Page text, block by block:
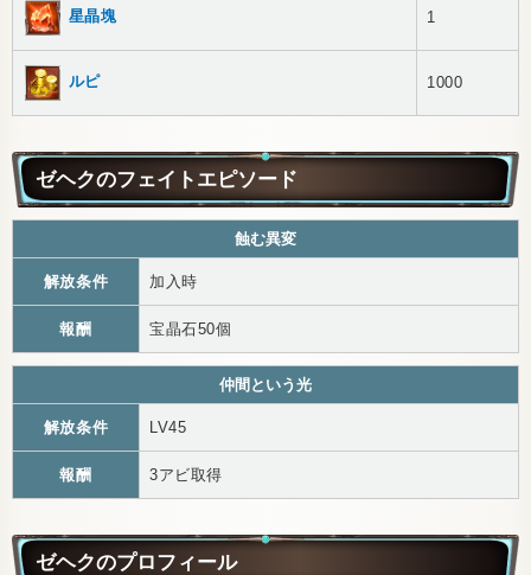
星晶塊 1
ルピ 1000
ゼヘクのフェイトエピソード
蝕む異変
解放条件 加入時
報酬 宝晶石50個
仲間という光
解放条件 LV45
報酬 3アビ取得
ゼヘクのプロフィール